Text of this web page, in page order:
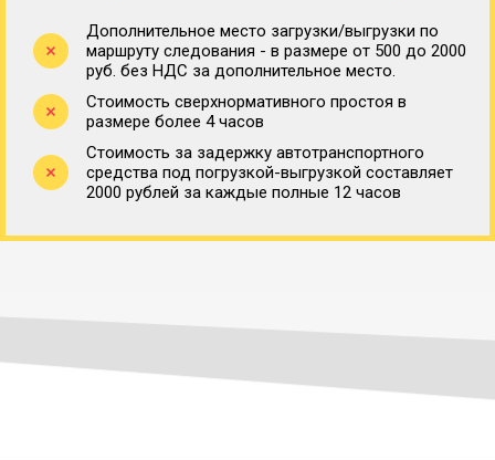
Дополнительное место загрузки/выгрузки по
маршруту следования - в размере от 500 до 2000
руб. без НДС за дополнительное место.
Стоимость сверхнормативного простоя в
размере более 4 часов
Стоимость за задержку автотранспортного
средства под погрузкой-выгрузкой составляет
2000 рублей за каждые полные 12 часов